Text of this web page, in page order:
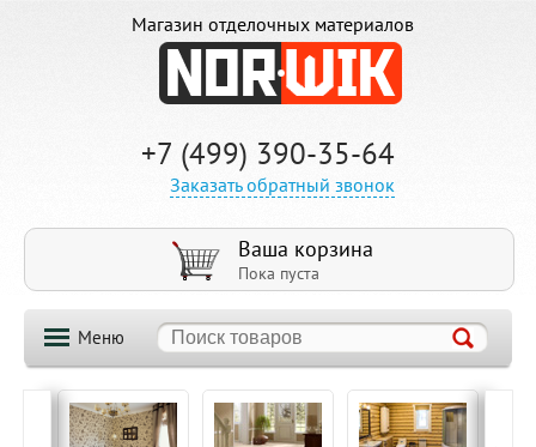
Магазин отделочных материалов
+7 (499) 390-35-64
Заказать обратный звонок
Ваша корзина
Пока пуста
Меню